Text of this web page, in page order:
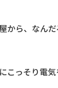
ら、なんだ
っそり電